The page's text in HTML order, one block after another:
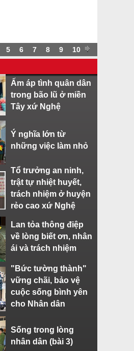
5 6 7 8 9 10 .
Ấm áp tình quân dân
trong bão lũ ở miền
Tây xứ Nghệ
Ý nghĩa lớn từ
những việc làm nhỏ
Tổ trưởng an ninh,
trật tự nhiệt huyết,
trách nhiệm ở huyện
rẻo cao xứ Nghệ
Lan tỏa thông điệp
về lòng biết ơn, nhân
ái và trách nhiệm
"Bức tường thành"
vững chãi, bảo vệ
cuộc sống bình yên
cho Nhân dân
Sống trong lòng
nhân dân (bài 3)